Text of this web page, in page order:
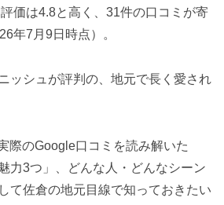
価は4.8と高く、31件の口コミが寄
年7月9日時点）。
ッシュが評判の、地元で長く愛され
際のGoogle口コミを読み解いた
力3つ」、どんな人・どんなシーン
て佐倉の地元目線で知っておきたい